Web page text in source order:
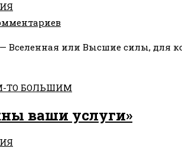
— Вселенная или Высшие силы, для
ТО БОЛЬШИМ
ваши услуги»